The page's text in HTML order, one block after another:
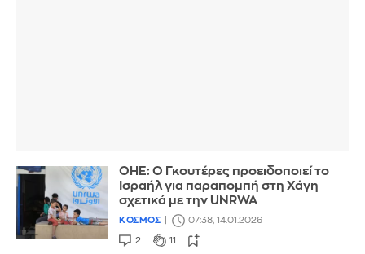
ΟΗΕ: Ο Γκουτέρες προειδοποιεί το
Ισραήλ για παραπομπή στη Χάγη
σχετικά με την UNRWA
ΚΟΣΜΟΣ 07:38, 14.01.2026
2 11